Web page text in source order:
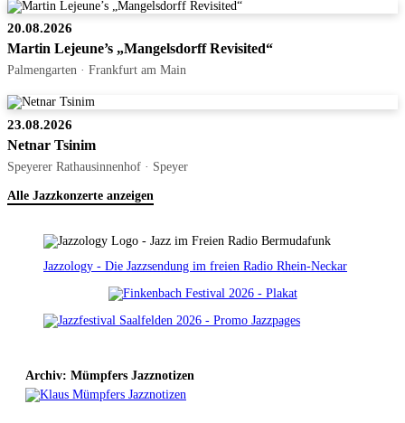
20.08.2026
Martin Lejeune’s „Mangelsdorff Revisited“
Palmengarten · Frankfurt am Main
23.08.2026
Netnar Tsinim
Speyerer Rathausinnenhof · Speyer
Alle Jazzkonzerte anzeigen
Jazzology - Die Jazzsendung im freien Radio Rhein-Neckar
Archiv: Mümpfers Jazznotizen